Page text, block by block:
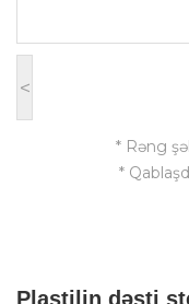
<
* Rəng
*
Plastilin dəsti